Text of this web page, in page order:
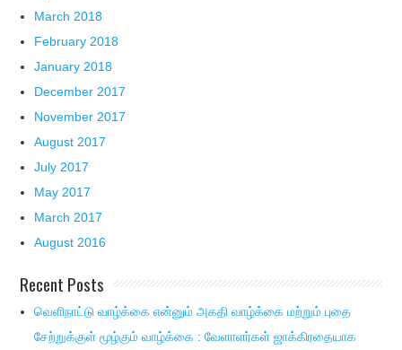
March 2018
February 2018
January 2018
December 2017
November 2017
August 2017
July 2017
May 2017
March 2017
August 2016
Recent Posts
வெளிநாட்டு வாழ்க்கை என்னும் அகதி வாழ்க்கை மற்றும் புதை
சேற்றுக்குள் மூழ்கும் வாழ்க்கை : வேளாளர்கள் ஜாக்கிரதையாக